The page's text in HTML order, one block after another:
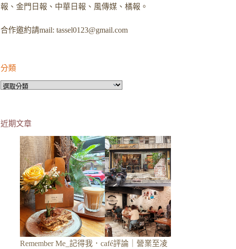
報、金門日報、中華日報、風傳媒、橘報。
合作邀約請mail: tassel0123@gmail.com
分類
分
近期文章
Remember Me_記得我．café評論｜營業至凌